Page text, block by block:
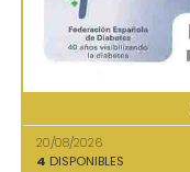
20/08/2026
4 DISPONIBLES